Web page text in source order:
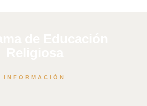
INFORMACIÓN